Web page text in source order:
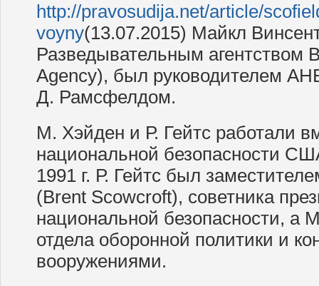
http://pravosudija.net/article/
voyny(13.07.2015) Майкл
Разведывательным агентством
Agency), был руководителем
Д. Рамсфелдом.
М. Хэйден и Р. Гейтс работали
национальной безопасности
1991 г. Р. Гейтс был
(Brent Scowcroft), советника
национальной безопасности, а
отдела оборонной политики и
вооружениями.